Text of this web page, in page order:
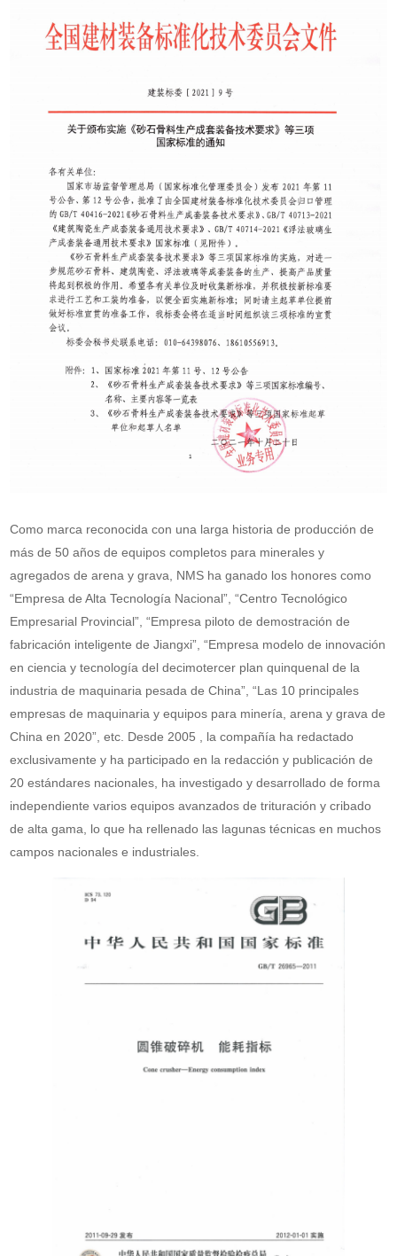
Como marca reconocida con una larga historia de producción de
más de 50 años de equipos completos para minerales y
agregados de arena y grava, NMS ha ganado los honores como
“Empresa de Alta Tecnología Nacional”, “Centro Tecnológico
Empresarial Provincial”, “Empresa piloto de demostración de
fabricación inteligente de Jiangxi”, “Empresa modelo de innovación
en ciencia y tecnología del decimotercer plan quinquenal de la
industria de maquinaria pesada de China”, “Las 10 principales
empresas de maquinaria y equipos para minería, arena y grava de
China en 2020”, etc. Desde 2005 , la compañía ha redactado
exclusivamente y ha participado en la redacción y publicación de
20 estándares nacionales, ha investigado y desarrollado de forma
independiente varios equipos avanzados de trituración y cribado
de alta gama, lo que ha rellenado las lagunas técnicas en muchos
campos nacionales e industriales.